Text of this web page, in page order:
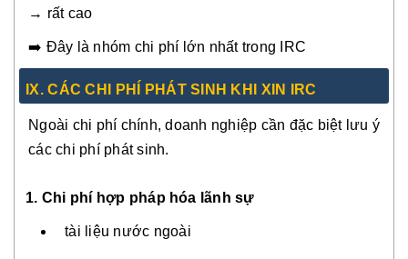
→ rất cao
➡️ Đây là nhóm chi phí lớn nhất trong IRC
IX. CÁC CHI PHÍ PHÁT SINH KHI XIN IRC
Ngoài chi phí chính, doanh nghiệp cần đặc biệt lưu ý
các chi phí phát sinh.
1. Chi phí hợp pháp hóa lãnh sự
tài liệu nước ngoài